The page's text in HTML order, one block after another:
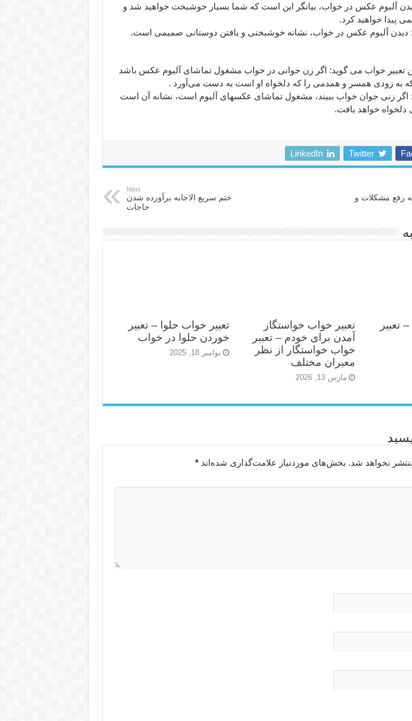
آلبوم عکس در خواب، بیانگر این است که شما بسیار خوشبخت خواهید شد و
پیدا خواهید کرد.
دیدن آلبوم عکس در خواب، نشانه خوشبختی و یافتن دوستانی صمیمی است.
تعبیر خواب می گوید: اگر زن جوانی در خواب مشغول تماشای آلبوم عکس باشد
به زودی همسر و همدمی را که دلخواه او است به دست می‌آورد .
اگر زنی جوان خواب ببیند، مشغول تماشای عکسهای آلبوم است، نشانه آن است
خواهد یافت.
Twitter
LinkedIn
رفع مشکلات و
Next
ختم سریع الاجابه برآورده شدن
حاجات
تعبیر
تعبیر خواب خواستگار
آمدن برای خودم – تعبیر
خواب خواستگار از نظر
معبران مختلف
مارس 13, 2026
تعبیر خواب حلوا – تعبیر
خوردن حلوا در خواب
نوامبر 18, 2025
نخواهد شد. بخش‌های موردنیاز علامت‌گذاری شده‌اند*